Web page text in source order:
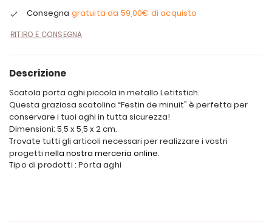
Consegna gratuita da 59,00€ di acquisto
RITIRO E CONSEGNA
Descrizione
Scatola porta aghi piccola in metallo Letitstich.
Questa graziosa scatolina “Festin de minuit” è perfetta per
conservare i tuoi aghi in tutta sicurezza!
Dimensioni: 5,5 x 5,5 x 2 cm.
Trovate tutti gli articoli necessari per realizzare i vostri
progetti nella nostra merceria online.
Tipo di prodotti : Porta aghi